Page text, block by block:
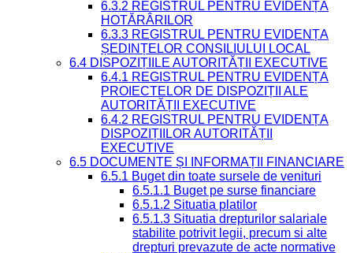
6.3.2 REGISTRUL PENTRU EVIDENȚA
HOTĂRÂRILOR
6.3.3 REGISTRUL PENTRU EVIDENȚA
ȘEDINȚELOR CONSILIULUI LOCAL
6.4 DISPOZIȚIILE AUTORITĂȚII EXECUTIVE
6.4.1 REGISTRUL PENTRU EVIDENȚA
PROIECTELOR DE DISPOZIȚII ALE
AUTORITĂȚII EXECUTIVE
6.4.2 REGISTRUL PENTRU EVIDENȚA
DISPOZIȚIILOR AUTORITĂȚII
EXECUTIVE
6.5 DOCUMENTE ȘI INFORMAȚII FINANCIARE
6.5.1 Buget din toate sursele de venituri
6.5.1.1 Buget pe surse financiare
6.5.1.2 Situatia platilor
6.5.1.3 Situatia drepturilor salariale
stabilite potrivit legii, precum si alte
drepturi prevazute de acte normative